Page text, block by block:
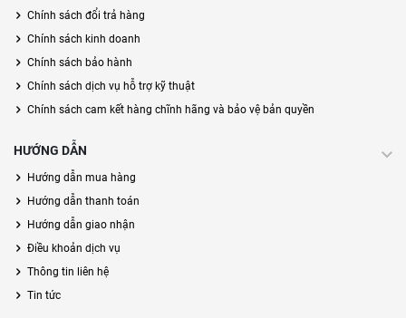
Chính sách đổi trả hàng
Chính sách kinh doanh
Chính sách bảo hành
Chính sách dịch vụ hỗ trợ kỹ thuật
Chính sách cam kết hàng chĩnh hãng và bảo vệ bản quyền
HƯỚNG DẪN
Hướng dẫn mua hàng
Hướng dẫn thanh toán
Hướng dẫn giao nhận
Điều khoản dịch vụ
Thông tin liên hệ
Tin tức